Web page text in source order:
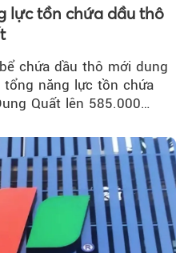
lực tồn chứa dầu thô
chứa dầu thô mới dung
năng lực tồn chứa
Quất lên 585.000